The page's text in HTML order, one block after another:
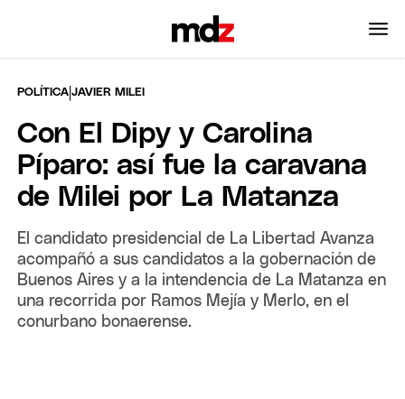
POLÍTICA |JAVIER MILEI
Con El Dipy y Carolina
Píparo: así fue la caravana
de Milei por La Matanza
El candidato presidencial de La Libertad Avanza
acompañó a sus candidatos a la gobernación de
Buenos Aires y a la intendencia de La Matanza en
una recorrida por Ramos Mejía y Merlo, en el
conurbano bonaerense.